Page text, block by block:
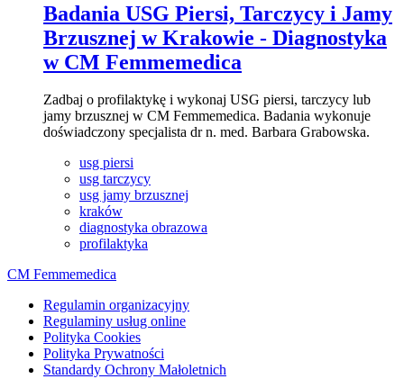
Badania USG Piersi, Tarczycy i Jamy
Brzusznej w Krakowie - Diagnostyka
w CM Femmemedica
Zadbaj o profilaktykę i wykonaj USG piersi, tarczycy lub
jamy brzusznej w CM Femmemedica. Badania wykonuje
doświadczony specjalista dr n. med. Barbara Grabowska.
usg piersi
usg tarczycy
usg jamy brzusznej
kraków
diagnostyka obrazowa
profilaktyka
CM Femmemedica
Regulamin organizacyjny
Regulaminy usług online
Polityka Cookies
Polityka Prywatności
Standardy Ochrony Małoletnich